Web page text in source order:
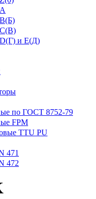
и E(Д)
по ГОСТ 8752-79
FPM
TTU PU
471
472